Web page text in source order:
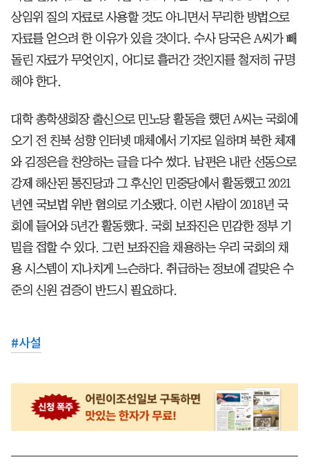
상임위 질의 자료로 사용할 것도 아니면서 무리한 방법으로
자료를 얻으려 한 이유가 있을 것이다. 수사 당국은 A씨가 빼
돌린 자료가 무엇인지, 어디로 흘러간 것인지를 철저히 규명
해야 한다.
대학 총학생회장 출신으로 민노당 활동을 했던 A씨는 국회에
오기 전 친북 성향 인터넷 매체에서 기자로 일하며 북한 체제
와 김정은을 찬양하는 글을 다수 썼다. 남편은 내란 선동으로
강제 해산된 통진당과 그 후신인 민중당에서 활동했고 2021
년엔 국보법 위반 혐의로 기소됐다. 이런 사람이 2018년 국
회에 들어와 5년간 활동했다. 국회 보좌진은 민감한 정부 기
밀을 접할 수 있다. 그런 보좌진을 채용하는 우리 국회의 채
용 시스템이 지나치게 느슨하다. 취급하는 정보에 걸맞은 수
준의 신원 검증이 반드시 필요하다.
#사설